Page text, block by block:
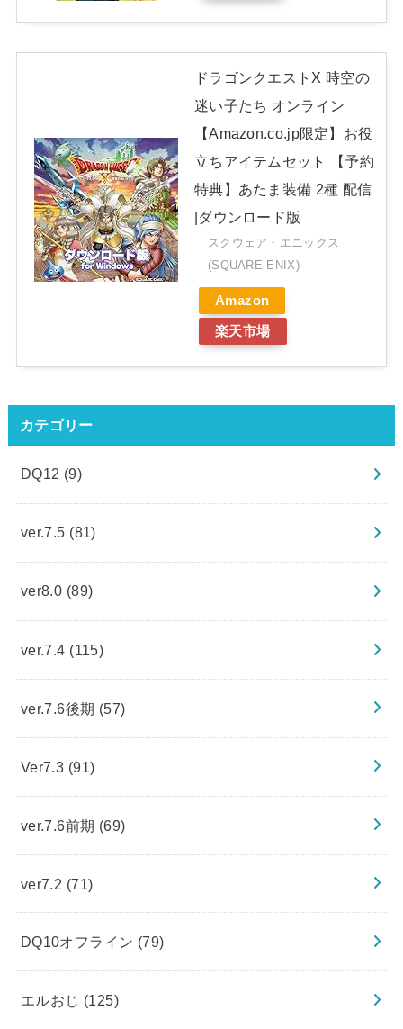
ドラゴンクエストX 時空の
迷い子たち オンライン
【Amazon.co.jp限定】お役
立ちアイテムセット 【予約
特典】あたま装備 2種 配信
|ダウンロード版
スクウェア・エニックス
(SQUARE ENIX)
Amazon
楽天市場
カテゴリー
DQ12 (9)
ver.7.5 (81)
ver8.0 (89)
ver.7.4 (115)
ver.7.6後期 (57)
Ver7.3 (91)
ver.7.6前期 (69)
ver7.2 (71)
DQ10オフライン (79)
エルおじ (125)